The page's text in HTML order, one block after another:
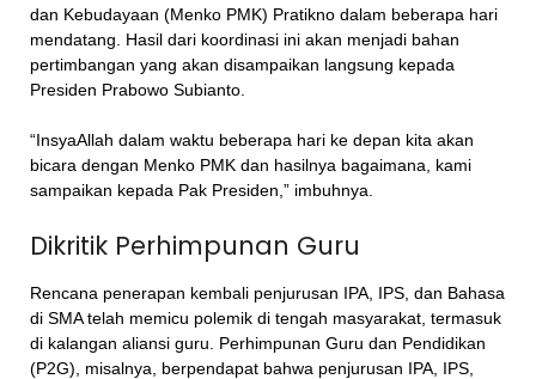
dan Kebudayaan (Menko PMK) Pratikno dalam beberapa hari
mendatang. Hasil dari koordinasi ini akan menjadi bahan
pertimbangan yang akan disampaikan langsung kepada
Presiden Prabowo Subianto.
“InsyaAllah dalam waktu beberapa hari ke depan kita akan
bicara dengan Menko PMK dan hasilnya bagaimana, kami
sampaikan kepada Pak Presiden,” imbuhnya.
Dikritik Perhimpunan Guru
Rencana penerapan kembali penjurusan IPA, IPS, dan Bahasa
di SMA telah memicu polemik di tengah masyarakat, termasuk
di kalangan aliansi guru. Perhimpunan Guru dan Pendidikan
(P2G), misalnya, berpendapat bahwa penjurusan IPA, IPS,